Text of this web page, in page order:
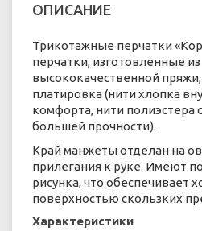
ОПИСАНИЕ
Трикотажные перчатки
перчатки, изготовленные из
высококачественной пряжи,
платировка (нити хлопка
комфорта, нити полиэстера
большей прочности).
Край манжеты отделан на
прилегания к руке. Имеют
рисунка, что обеспечивает
поверхностью скользких
Характеристики